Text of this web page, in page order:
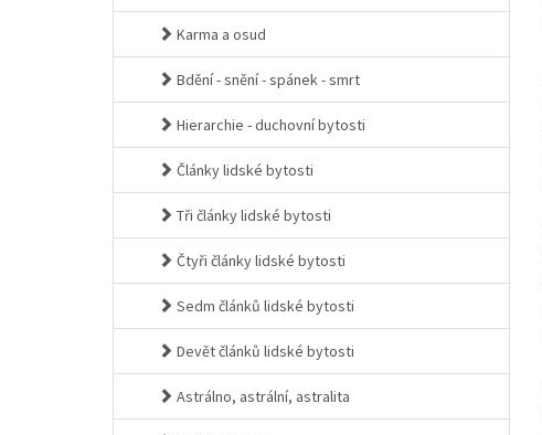
Karma a osud
Bdění - snění - spánek - smrt
Hierarchie - duchovní bytosti
Články lidské bytosti
Tři články lidské bytosti
Čtyři články lidské bytosti
Sedm článků lidské bytosti
Devět článků lidské bytosti
Astrálno, astrální, astralita